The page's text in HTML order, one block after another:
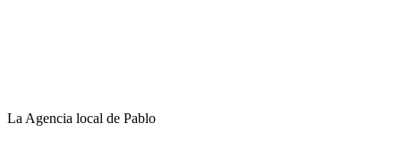
La Agencia local de Pablo